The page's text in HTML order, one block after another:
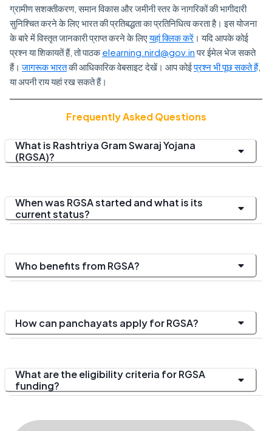
ग्रामीण सशक्तीकरण, समान विकास और जमीनी स्तर के नागरिकों की भागीदारी
सुनिश्चित करने के लिए भारत की प्रतिबद्धता का प्रतिनिधित्व करता है। इस योजना
के बारे में विस्तृत जानकारी प्राप्त करने के लिएयहां क्लिक करें । यदि आपके कोई
प्रश्न या शिकायतें हैं, तो पाठकelearning.nird@gov.inपर ईमेल भेज सकते
हैं।जागरूक भारतकी आधिकारिक वेबसाइट देखें। आप कोईप्रश्न भी पूछ सकते हैं,
या अपनी राय यहां रख सकते हैं।
Frequently Asked Questions
What is Rashtriya Gram Swaraj Yojana
(RGSA)?
When was RGSA started and what is its
current status?
Who benefits from RGSA?
How can panchayats apply for RGSA?
What are the eligibility criteria for RGSA
funding?